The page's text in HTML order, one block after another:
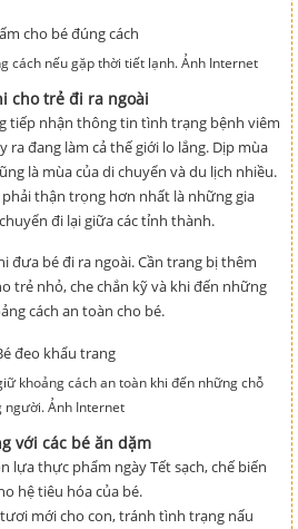
cách nếu gặp thời tiết lạnh. Ảnh Internet
cho trẻ đi ra ngoài
tiếp nhận thông tin tình trạng bệnh viêm
ra đang làm cả thế giới lo lắng. Dịp mùa
là mùa của di chuyển và du lịch nhiều.
thận trọng hơn nhất là những gia
đi lại giữa các tỉnh thành.
đưa bé đi ra ngoài. Cần trang bị thêm
trẻ nhỏ, che chắn kỹ và khi đến những
cách an toàn cho bé.
khoảng cách an toàn khi đến những chỗ
người. Ảnh Internet
với các bé ăn dặm
lựa thực phẩm ngày Tết sạch, chế biến
hệ tiêu hóa của bé.
mới cho con, tránh tình trạng nấu